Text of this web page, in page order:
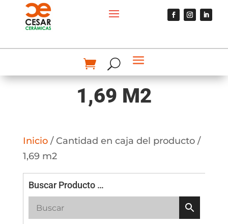
1,69 M2
Inicio/ Cantidad en caja del producto /
1,69 m2
Buscar Producto …